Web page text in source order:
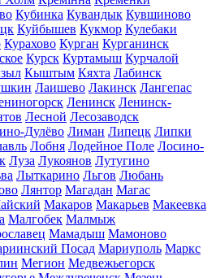
Кубинка Кувандык Кувшиново
Куйбышев Кукмор Кулебаки
Курахово Курган Курганинск
Курск Куртамыш Курчалой
Кыштым Кяхта Лабинск
Лаишево Лакинск Лангепас
Ленинск Ленинск-
Лесной Лесозаводск
Дулёво Лиман Липецк Липки
Лобня Лодейное Поле Лосино-
Луза Лукоянов Лутугино
Лыткарино Льгов Любань
Лянтор Магадан Магас
Макаров Макарьев Макеевка
Малгобек Малмыж
Мамадыш Мамоново
Посад Мариуполь Маркс
Мегион Медвежьегорск